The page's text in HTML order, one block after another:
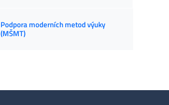
Podpora moderních metod výuky
(MŠMT)